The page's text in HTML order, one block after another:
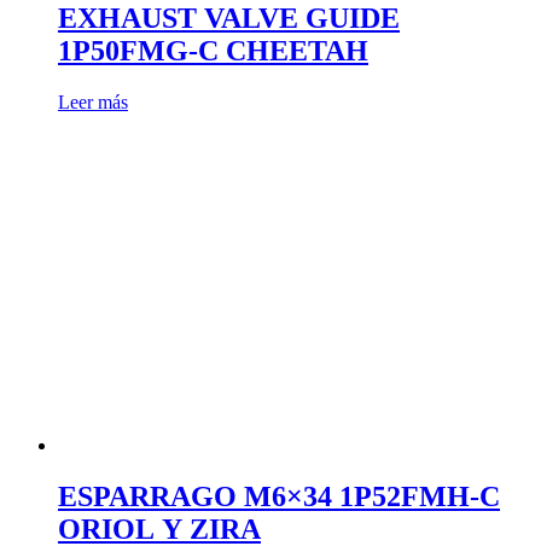
EXHAUST VALVE GUIDE
1P50FMG-C CHEETAH
Leer más
ESPARRAGO M6×34 1P52FMH-C
ORIOL Y ZIRA